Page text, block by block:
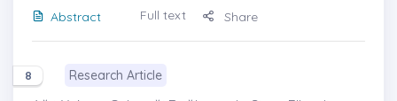
Abstract
Full text Share
8 Research Article